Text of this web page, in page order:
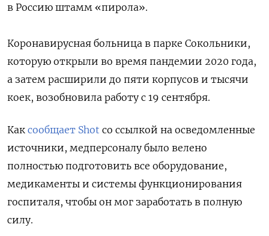
в Россию штамм «пирола».
Коронавирусная больница в парке Сокольники,
которую открыли во время пандемии 2020 года,
а затем расширили до пяти корпусов и тысячи
коек, возобновила работу с 19 сентября.
Как сообщает Shot со ссылкой на осведомленные
источники, медперсоналу было велено
полностью подготовить все оборудование,
медикаменты и системы функционирования
госпиталя, чтобы он мог заработать в полную
силу.